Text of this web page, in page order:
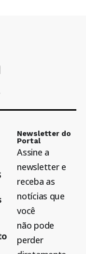
Newsletter do
Portal
Assine a
newsletter e
receba as
notícias que
você
não pode
perder